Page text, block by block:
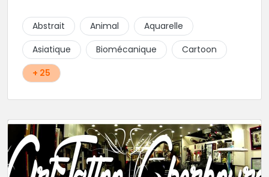
Abstrait Animal
Aquarelle
Asiatique
Biomécanique
Cartoon
+ 25